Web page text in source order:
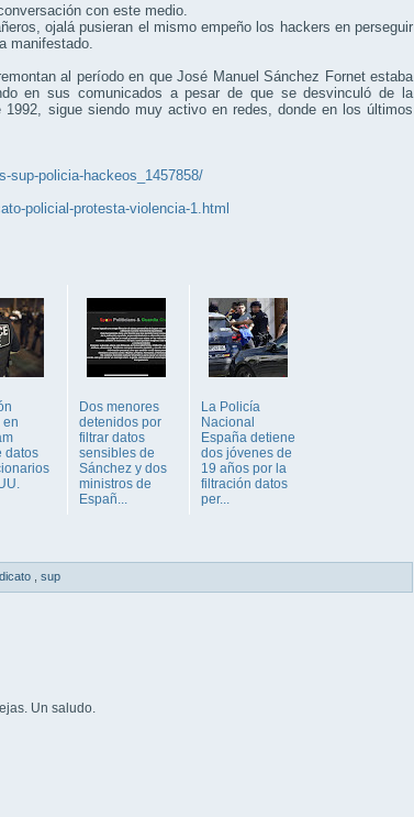
con este medio.
ojalá pusieran el mismo empeño los hackers en perseguir
manifestado.
al período en que José Manuel Sánchez Fornet estaba
en sus comunicados a pesar de que se desvinculó de la
sigue siendo muy activo en redes, donde en los últimos
sup-policia-hackeos_1457858/
policial-protesta-violencia-1.html
en
datos
Dos menores
detenidos por
filtrar datos
sensibles de
Sánchez y dos
ministros de
Españ...
La Policía
Nacional
España detiene
dos jóvenes de
19 años por la
filtración datos
per...
sup
Un saludo.